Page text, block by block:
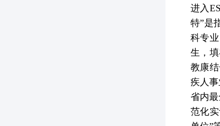
进入
特”是
科专
生，
教康
疾人
省内
范化